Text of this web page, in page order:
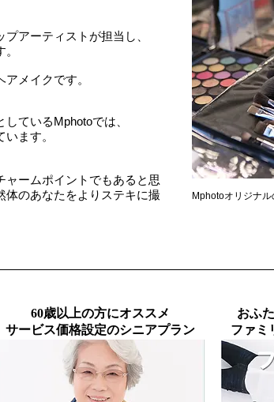
アーティストが担当し、
メイクです。
ているMphotoでは、
ます。
ャームポイントでもあると思
体のあなたをよりステキに撮
Mphotoオリジナル
60歳以上の方にオススメ
サービス価格設定のシニアプラン
おふ
ファミ